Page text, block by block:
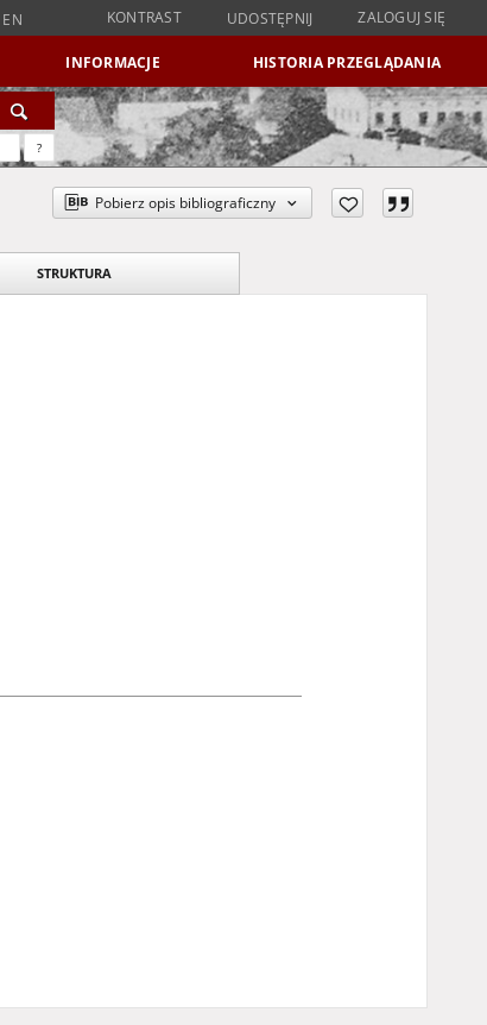
EN KONTRAST UDOSTĘPNIJ ZALOGUJ SIĘ
INFORMACJE HISTORIA PRZEGLĄDANIA
?
Pobierz opis bibliograficzny
STRUKTURA